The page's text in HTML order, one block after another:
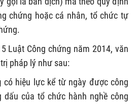
chứng hoặc cá nhân, tổ chức tự
Luật Công chứng năm 2014, văn
pháp lý như sau:
có hiệu lực kể từ ngày được công
của tổ chức hành nghề công